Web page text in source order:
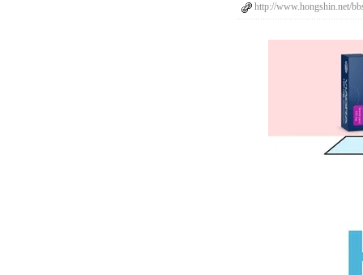
http://www.hongshin.net/